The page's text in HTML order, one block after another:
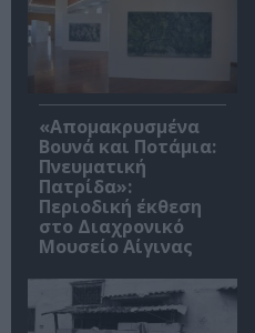
«Απομακρυσμένα
Βουνά και Ποτάμια:
Πνευματική
Πατρίδα»:
Περιοδική έκθεση
στο Διαχρονικό
Μουσείο Αίγινας